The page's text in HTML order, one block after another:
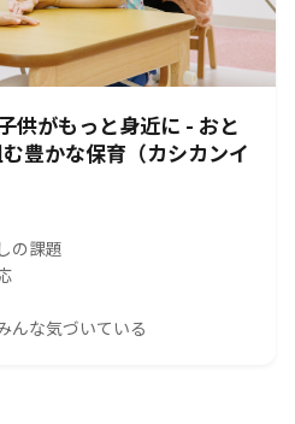
供がもっと身近に - おと
豊かな保育（カシカンイ
の課題
んな気づいている